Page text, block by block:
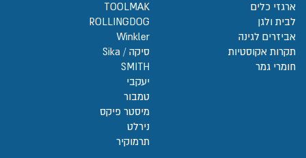
ארגזי כלים
לבית ולגן
אביזרים לגינה
תקרות אקוסטיות
חומרי גמר
TOOLMAK
ROLLINGDOG
Winkler
סיקה / Sika
SMITH
יעקבי
טמבור
מיסטר פיקס
נירלט
תרמוקיר